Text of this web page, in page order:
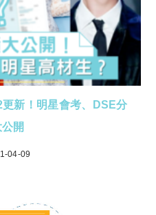
更新！明星會考、DSE分
開
04-09